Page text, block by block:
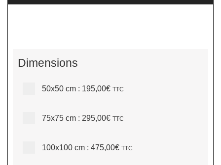
Dimensions
50x50 cm : 195,00€ TTC
75x75 cm : 295,00€ TTC
100x100 cm : 475,00€ TTC